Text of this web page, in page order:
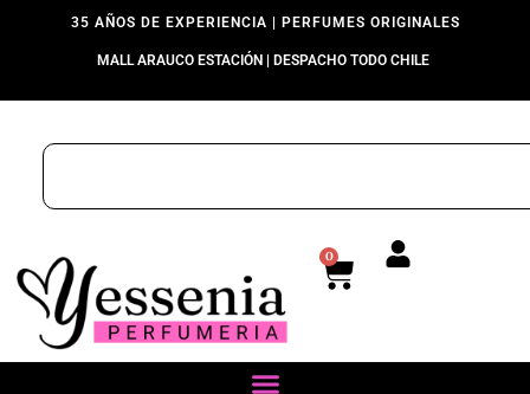
35 AÑOS DE EXPERIENCIA | PERFUMES ORIGINALES
MALL ARAUCO ESTACIÓN | DESPACHO TODO CHILE
0